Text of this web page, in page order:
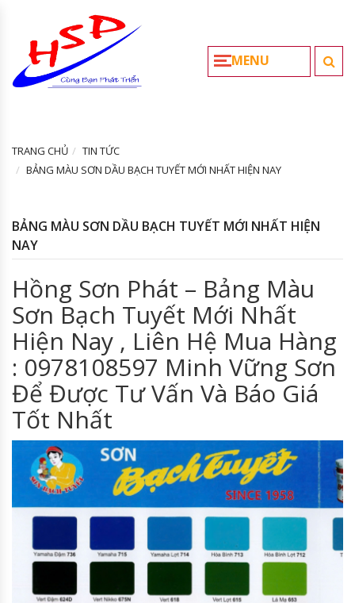
MENU
TRANG CHỦ
TIN TỨC
BẢNG MÀU SƠN DẦU BẠCH TUYẾT MỚI NHẤT HIỆN NAY
BẢNG MÀU SƠN DẦU BẠCH TUYẾT MỚI NHẤT HIỆN
NAY
Hồng Sơn Phát – Bảng Màu
Sơn Bạch Tuyết Mới Nhất
Hiện Nay , Liên Hệ Mua Hàng
: 0978108597 Minh Vững Sơn
Để Được Tư Vấn Và Báo Giá
Tốt Nhất